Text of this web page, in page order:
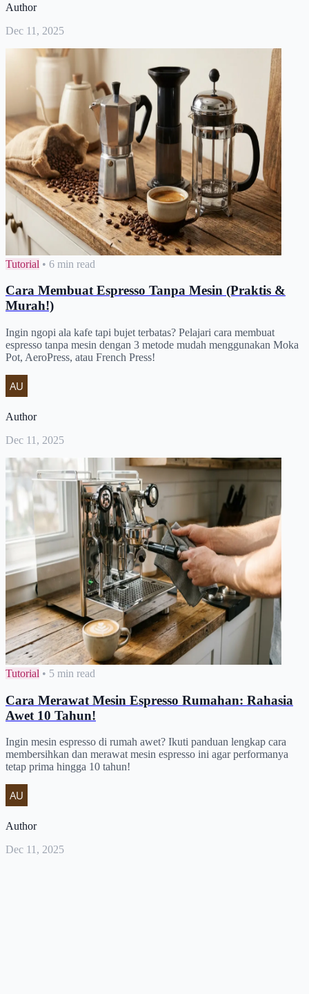
Author
Dec 11, 2025
Tutorial • 6 min read
Cara Membuat Espresso Tanpa Mesin (Praktis &
Murah!)
Ingin ngopi ala kafe tapi bujet terbatas? Pelajari cara membuat
espresso tanpa mesin dengan 3 metode mudah menggunakan Moka
Pot, AeroPress, atau French Press!
Author
Dec 11, 2025
Tutorial • 5 min read
Cara Merawat Mesin Espresso Rumahan: Rahasia
Awet 10 Tahun!
Ingin mesin espresso di rumah awet? Ikuti panduan lengkap cara
membersihkan dan merawat mesin espresso ini agar performanya
tetap prima hingga 10 tahun!
Author
Dec 11, 2025